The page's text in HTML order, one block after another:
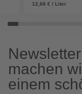
12,66 € / Liter
machen
einem